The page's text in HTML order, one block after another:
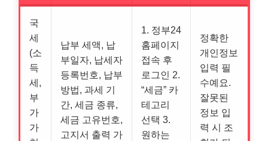
국
세
(소
득
세,
부
가
가
납부 세액, 납
부일자, 납세자
등록번호, 납부
방법, 과세 기
간, 세금 종류,
세금 고유번호,
고지서 출력 가
1. 정부24
홈페이지
접속 후
로그인 2.
“세금” 카
테고리
선택 3.
원하는
정확한
개인정보
입력 필
수예요.
잘못된
정보 입
력 시 조